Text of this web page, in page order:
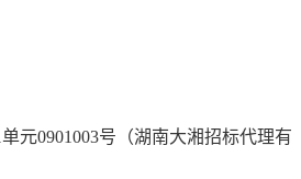
元0901003号（湖南大湘招标代理有